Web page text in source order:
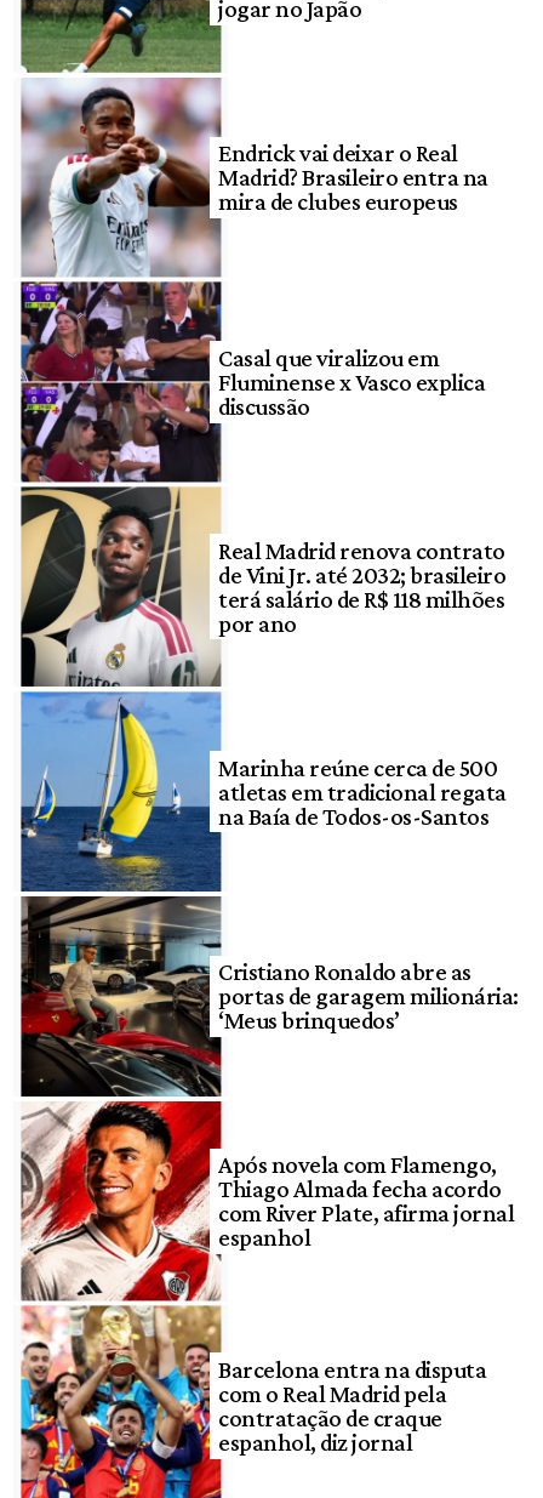
jogar no Japão
Endrick vai deixar o Real
Madrid? Brasileiro entra na
mira de clubes europeus
Casal que viralizou em
Fluminense x Vasco explica
discussão
Real Madrid renova contrato
de Vini Jr. até 2032; brasileiro
terá salário de R$ 118 milhões
por ano
Marinha reúne cerca de 500
atletas em tradicional regata
na Baía de Todos-os-Santos
Cristiano Ronaldo abre as
portas de garagem milionária:
‘Meus brinquedos’
Após novela com Flamengo,
Thiago Almada fecha acordo
com River Plate, afirma jornal
espanhol
Barcelona entra na disputa
com o Real Madrid pela
contratação de craque
espanhol, diz jornal